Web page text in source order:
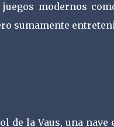
juegos modernos
sumamente
de la Vaus, una